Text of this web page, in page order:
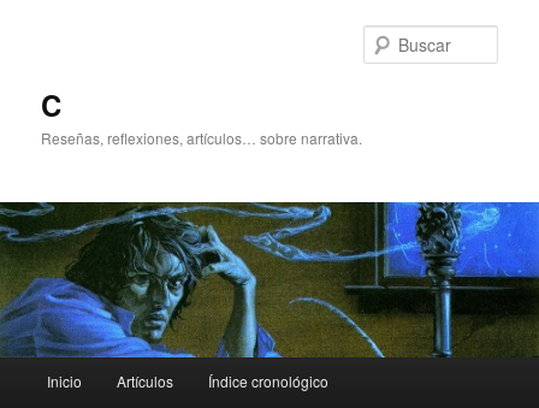
C
Reseñas, reflexiones, artículos… sobre narrativa.
principal
Inicio Artículos Índice cronológico